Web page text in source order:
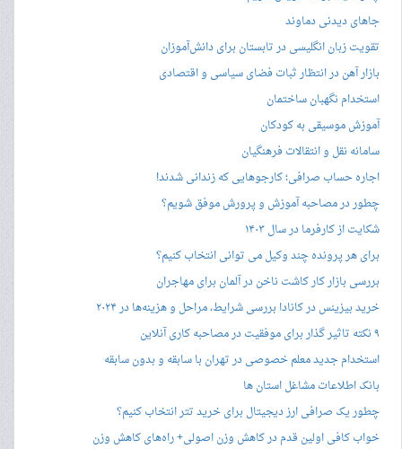
جاهای دیدنی دماوند
تقویت زبان انگلیسی در تابستان برای دانش‌آموزان
بازار آهن در انتظار ثبات فضای سیاسی و اقتصادی
استخدام نگهبان ساختمان
آموزش موسیقی به کودکان
سامانه نقل و انتقالات فرهنگیان
اجاره حساب صرافی؛ کارجوهایی که زندانی شدند!
چطور در مصاحبه‌ آموزش و پرورش موفق شویم؟
شکایت از کارفرما در سال ۱۴۰۳
برای هر پرونده چند وکیل می توانی انتخاب کنیم؟
بررسی بازار کار کاشت ناخن در آلمان برای مهاجران
خرید بیزینس در کانادا بررسی شرایط، مراحل و هزینه‌ها در ۲۰۲۴
۹ نکته تاثیر گذار برای موفقیت در مصاحبه کاری آنلاین
استخدام جدید معلم خصوصی در تهران با سابقه و بدون سابقه
بانک اطلاعات مشاغل استان ها
چطور یک صرافی ارز دیجیتال برای خرید تتر انتخاب کنیم؟
خواب کافی اولین قدم در کاهش وزن اصولی+ راه‌های کاهش وزن